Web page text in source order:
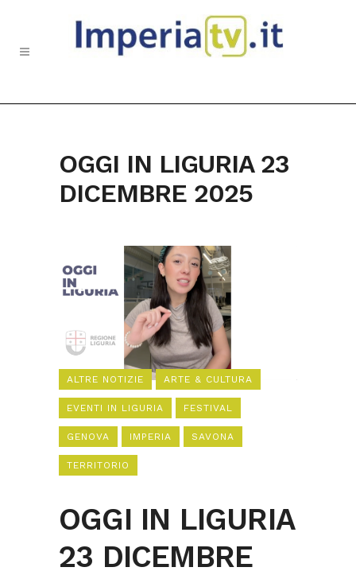
OGGI IN LIGURIA 23
DICEMBRE 2025
ALTRE NOTIZIE ARTE & CULTURA
EVENTI IN LIGURIA FESTIVAL
GENOVA IMPERIA SAVONA
TERRITORIO
OGGI IN LIGURIA
23 DICEMBRE